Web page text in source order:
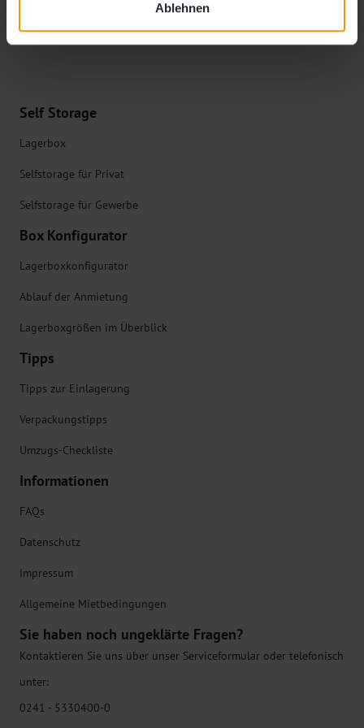
Ablehnen
** Privatkundenpreis. Die Berechnung unserer Mietpreise für
Gewerbetreibende erfolgt zzgl. der gültigen gesetzlichen MwSt.
Self Storage
Lagerbox
Selfstorage für Privat
Selfstorage für Gewerbe
Box Konfigurator
Lagerboxkonfigurator
Ablauf der Anmietung
Lagerboxgrößen im Überblick
Tipps
Tipps zur Einlagerung
Verpackungstipps
Umzugs-Checkliste
Informationen
FAQs
Datenschutz
Impressum
Allgemeine Mietbedingungen
Sie haben noch ungeklärte Fragen?
Kontaktieren Sie uns über unser Serviceformular oder telefonisch
unter:
0241 - 5330400-0